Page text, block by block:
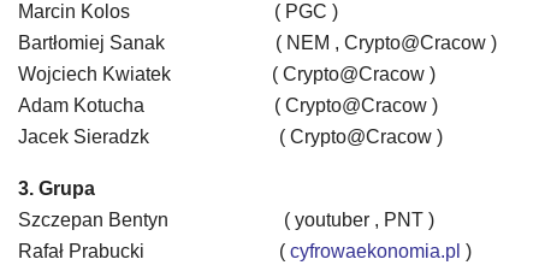
Marcin Kolos
( PGC )
Bartłomiej Sanak ( NEM , Crypto@Cracow )
Wojciech Kwiatek ( Crypto@Cracow )
Adam Kotucha
( Crypto@Cracow )
Jacek Sieradzk
( Crypto@Cracow )
3. Grupa
Szczepan Bentyn ( youtuber , PNT )
Rafał Prabucki
( cyfrowaekonomia.pl )